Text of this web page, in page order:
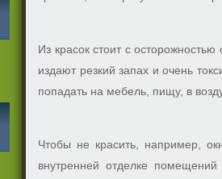
Из красок стоит с
издают резкий запах и очень
попадать на мебель, пищу, в
Чтобы не красить, например,
внутренней отделке